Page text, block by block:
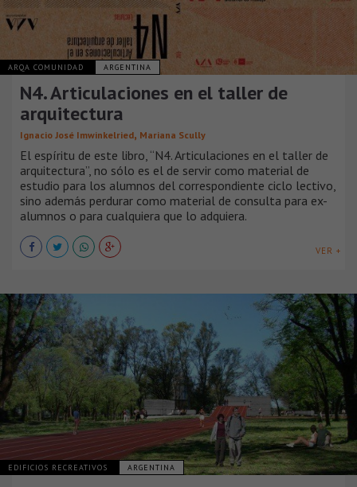
ARQA COMUNIDAD ARGENTINA
N4. Articulaciones en el taller de
arquitectura
Ignacio José Imwinkelried, Mariana Scully
El espíritu de este libro, “N4. Articulaciones en el taller de
arquitectura”, no sólo es el de servir como material de
estudio para los alumnos del correspondiente ciclo lectivo,
sino además perdurar como material de consulta para ex-
alumnos o para cualquiera que lo adquiera.
VER +
EDIFICIOS RECREATIVOS ARGENTINA